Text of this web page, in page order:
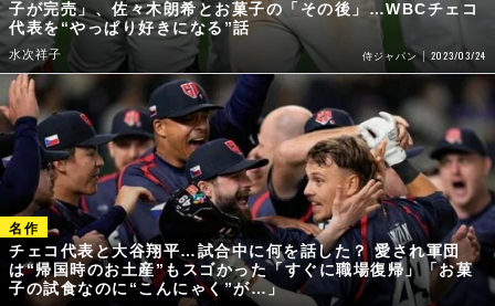
子が完売」、佐々木朗希とお菓子の「その後」…WBCチェコ
代表を“やっぱり好きになる”話
水次祥子 侍ジャパン 2023/03/24
チェコ代表と大谷翔平…試合中に何を話した？ 愛され軍団
は“帰国時のお土産”もスゴかった「すぐに職場復帰」「お菓
子の試食なのに“こんにゃく”が…」